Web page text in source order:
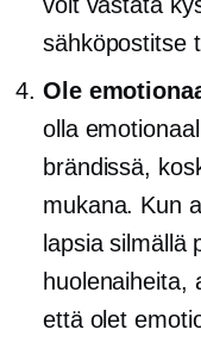
sähköpostitse
Ole
olla
brändissä,
mukana. Kun
lapsia silmällä
huolenaiheita,
että olet